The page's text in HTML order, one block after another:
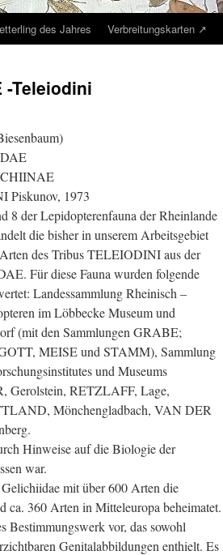
des Jahres Verbreitungskarten ↗
-Teleiodini
Piskunov, 1973
8 der Lepidopterenfauna der Rheinlande
die bisher in unserem Arbeitsgebiet
des Tribus TELEIODINI aus der
Für diese Fauna wurden folgende
Landessammlung Rheinisch –
im Löbbecke Museum und
(mit den Sammlungen GRABE;
MEISE und STAMM), Sammlung
und Museums
Gerolstein, RETZLAFF, Lage,
Mönchengladbach, VAN DER
Hinweise auf die Biologie der
war.
mit über 600 Arten die
ca. 360 Arten in Mitteleuropa beheimatet.
Bestimmungswerk vor, das sowohl
Genitalabbildungen enthielt. Es